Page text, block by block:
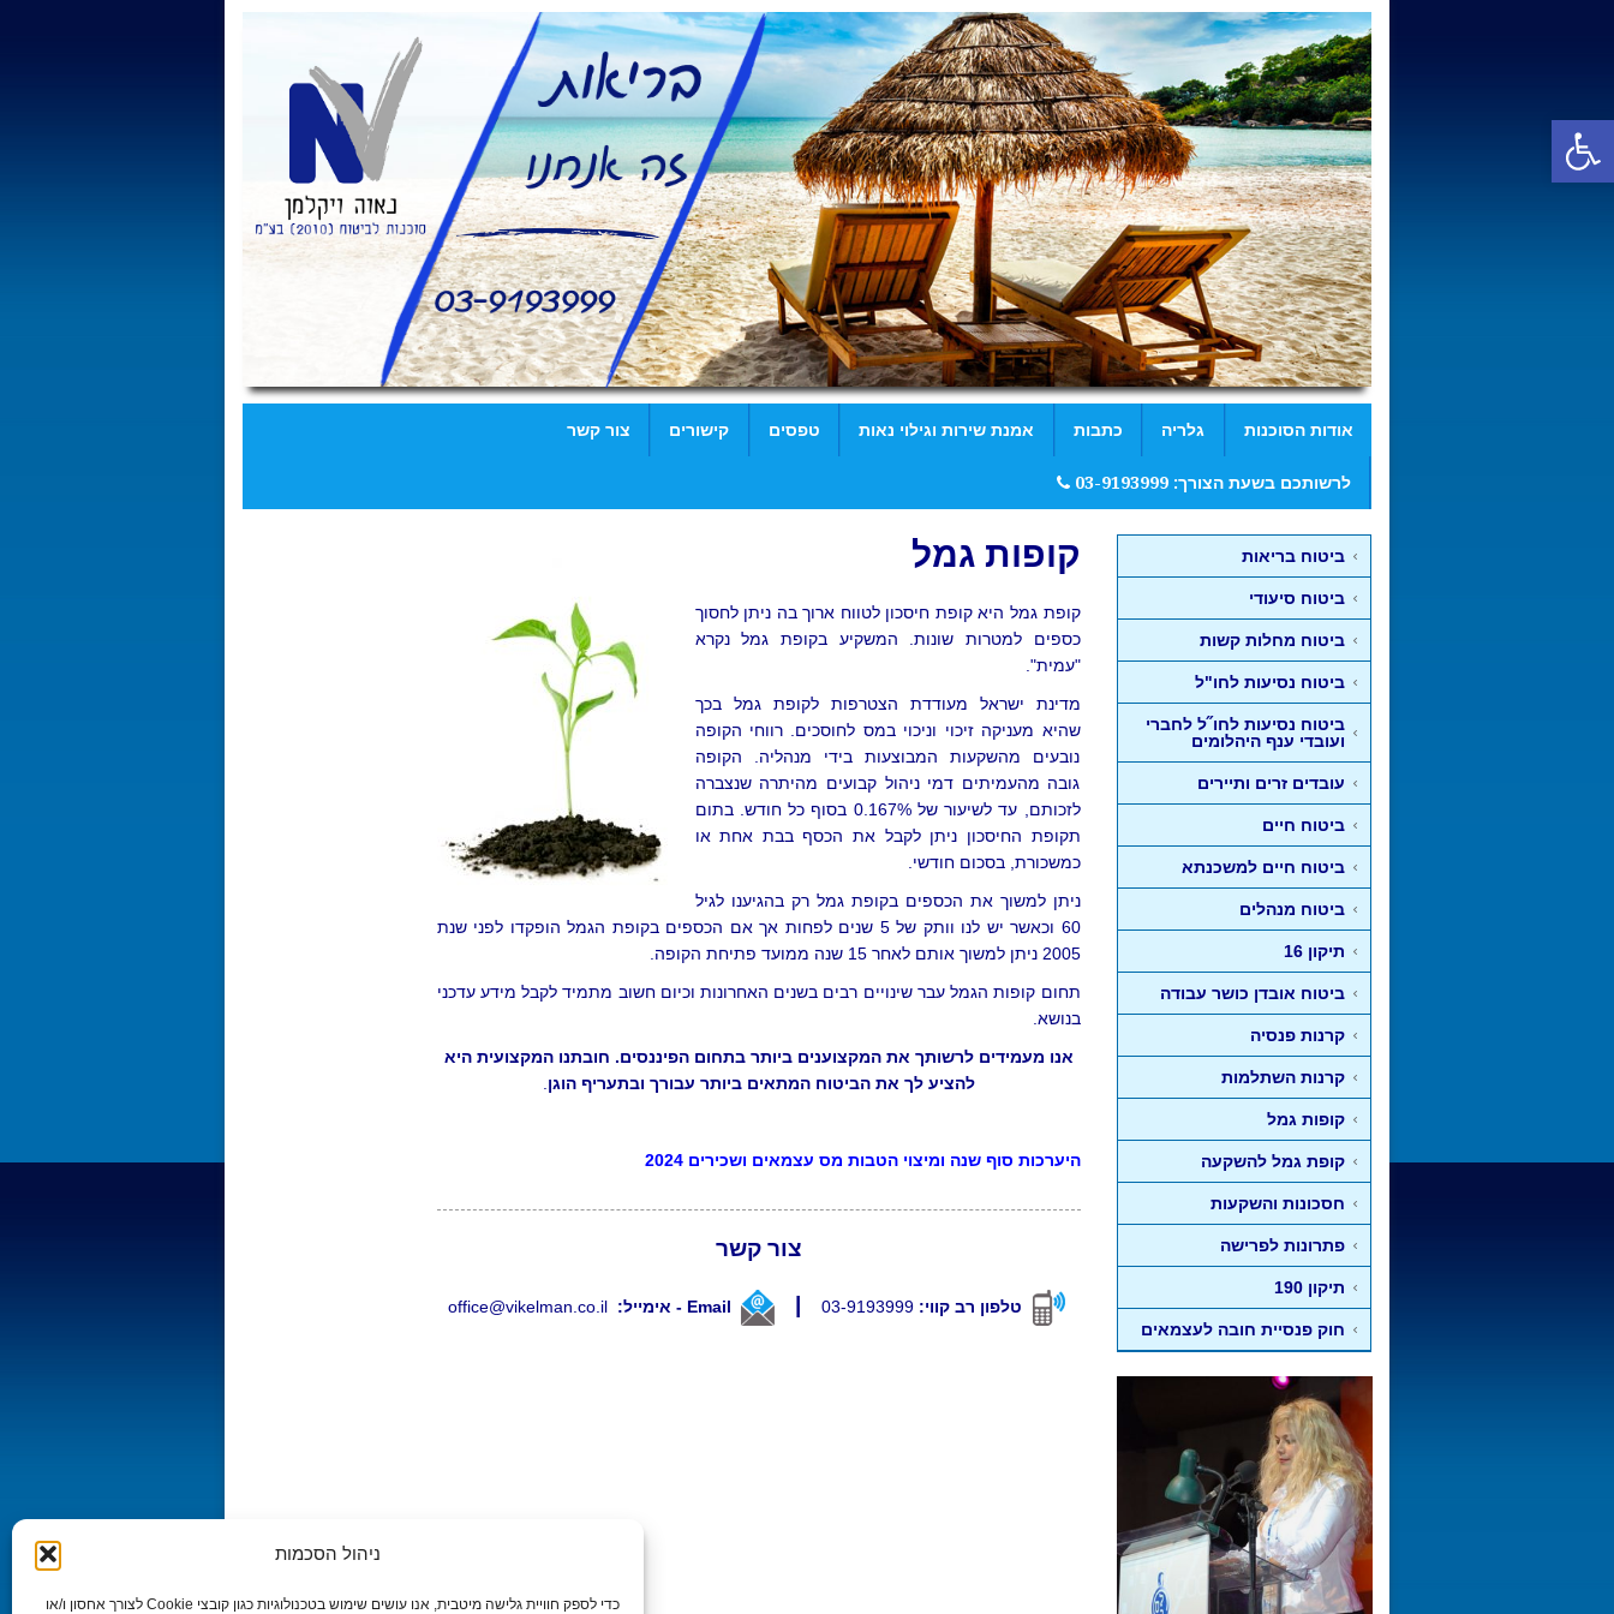
פתח סרגל נגישות
ניהול הסכמות
כדי לספק חוויית גלישה מיטבית, אנו עושים שימוש בטכנולוגיות כגון קובצי Cookie לצורך אחסון ו/או
אודות הסוכנות גלריה כתבות אמנת שירות וגילוי נאות טפסים קישורים צור קשר
לרשותכם בשעת הצורך: 03-9193999
ביטוח בריאות
ביטוח סיעודי
ביטוח מחלות קשות
ביטוח נסיעות לחו"ל
ביטוח נסיעות לחו˝ל לחברי
ועובדי ענף היהלומים
עובדים זרים ותיירים
ביטוח חיים
ביטוח חיים למשכנתא
ביטוח מנהלים
תיקון 16
ביטוח אובדן כושר עבודה
קרנות פנסיה
קרנות השתלמות
קופות גמל
קופת גמל להשקעה
חסכונות והשקעות
פתרונות לפרישה
תיקון 190
חוק פנסיית חובה לעצמאים
קופות גמל
קופת גמל היא קופת חיסכון לטווח ארוך בה ניתן לחסוך
כספים למטרות שונות. המשקיע בקופת גמל נקרא
"עמית".
מדינת ישראל מעודדת הצטרפות לקופת גמל בכך
שהיא מעניקה זיכוי וניכוי במס לחוסכים. רווחי הקופה
נובעים מהשקעות המבוצעות בידי מנהליה. הקופה
גובה מהעמיתים דמי ניהול קבועים מהיתרה שנצברה
לזכותם, עד לשיעור של 0.167% בסוף כל חודש. בתום
תקופת החיסכון ניתן לקבל את הכסף בבת אחת או
כמשכורת, בסכום חודשי.
ניתן למשוך את הכספים בקופת גמל רק בהגיענו לגיל
60 וכאשר יש לנו וותק של 5 שנים לפחות אך אם הכספים בקופת הגמל הופקדו לפני שנת
2005 ניתן למשוך אותם לאחר 15 שנה ממועד פתיחת הקופה.
תחום קופות הגמל עבר שינויים רבים בשנים האחרונות וכיום חשוב מתמיד לקבל מידע עדכני
בנושא.
אנו מעמידים לרשותך את המקצוענים ביותר בתחום הפיננסים. חובתנו המקצועית היא
להציע לך את הביטוח המתאים ביותר עבורך ובתעריף הוגן
היערכות סוף שנה ומיצוי הטבות מס עצמאים ושכירים 2024
צור קשר
טלפון רב קווי: 03-9193999
|
Email - אימייל:office@vikelman.co.il